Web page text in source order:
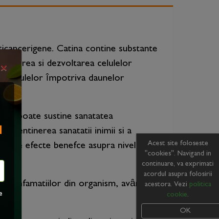
Catina contine substante
si dezvoltarea celulelor
celulelor împotriva daunelor
poate sustine sanatatea
mentinerea sanatatii inimii si a
are efecte benefce asupra nivelului
infamatiilor din organism, având un
Acest site foloseste
"cookies". Navigand in
continuare, va exprimati
acordul asupra folosirii
acestora. Vezi politica
cookie.
OK
×